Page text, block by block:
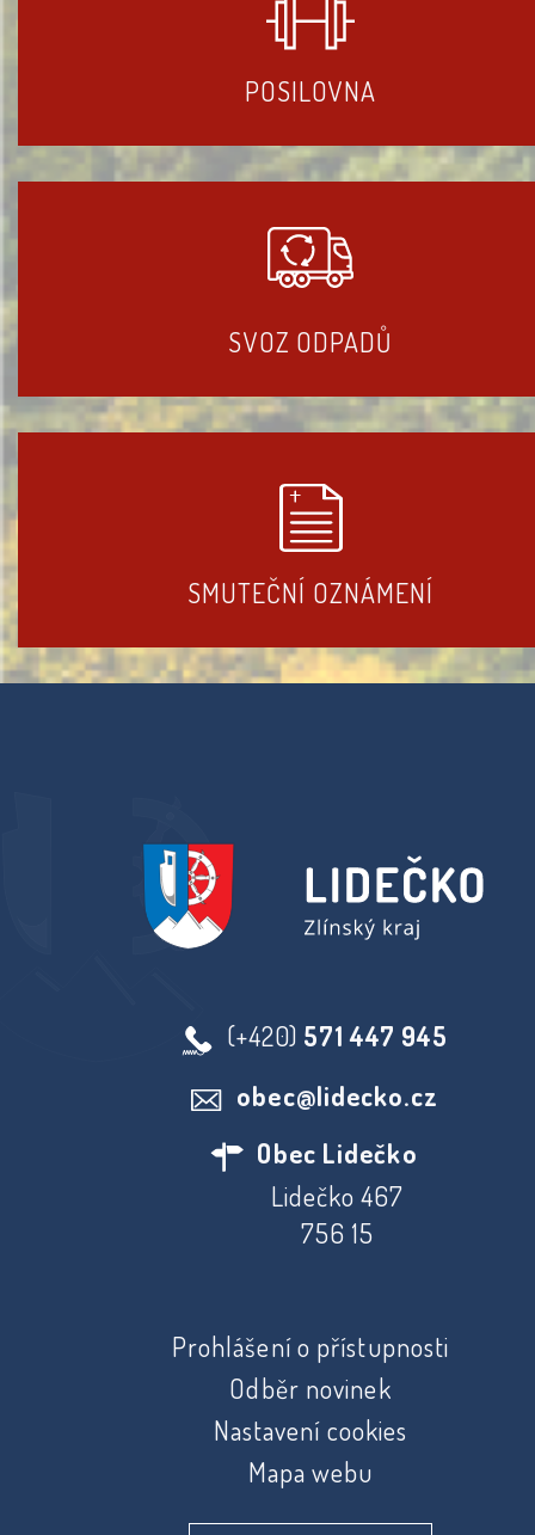
POSILOVNA
SVOZ ODPADŮ
SMUTEČNÍ OZNÁMENÍ
(+420) 571 447 945
obec@lidecko.cz
Obec Lidečko
Lidečko 467
756 15
Prohlášení o přístupnosti
Odběr novinek
Nastavení cookies
Mapa webu